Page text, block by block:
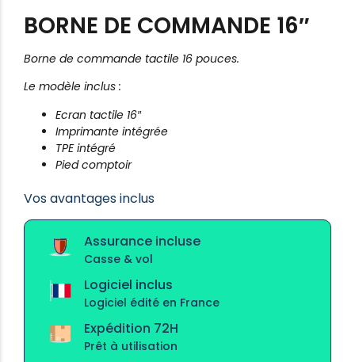
BORNE DE COMMANDE 16″
Borne de commande tactile 16 pouces.
Le modèle inclus :
Ecran tactile 16″
Imprimante intégrée
TPE intégré
Pied comptoir
Vos avantages inclus
Assurance incluse
Casse & vol
Logiciel inclus
Logiciel édité en France
Expédition 72H
Prêt à utilisation